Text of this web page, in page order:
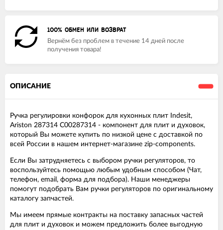
100% ОБМЕН ИЛИ ВОЗВРАТ
Вернём без проблем в течение 14 дней после
получения товара!
ОПИСАНИЕ
Ручка регулировки конфорок для кухонных плит Indesit,
Ariston 287314 C00287314 - компонент для плит и духовок,
который Вы можете купить по низкой цене с доставкой по
всей России в нашем интернет-магазине zip-components.
Если Вы затрудняетесь с выбором ручки регуляторов, то
воспользуйтесь помощью любым удобным способом (Чат,
телефон, email, форма для подбора). Наши менеджеры
помогут подобрать Вам ручки регуляторов по оригинальному
каталогу запчастей.
Мы имеем прямые контракты на поставку запасных частей
для плит и духовок и можем предложить более выгодную